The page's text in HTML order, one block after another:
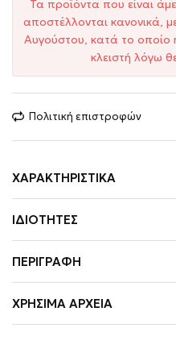
Τα προϊόντα που είναι
αποστέλλονται κανονικά,
Αυγούστου, κατά το οποίο
κλειστή λόγω
Πολιτική επιστροφών
ΧΑΡΑΚΤΗΡΙΣΤΙΚΆ
ΙΔΙΌΤΗΤΕΣ
ΠΕΡΙΓΡΑΦΉ
ΧΡΉΣΙΜΑ ΑΡΧΕΊΑ